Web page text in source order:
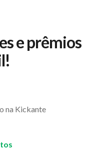
e prêmios
na Kickante